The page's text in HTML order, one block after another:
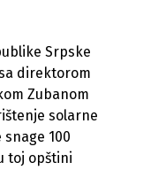
Srpske
direktorom
Zubanom
solarne
100
toj opštini